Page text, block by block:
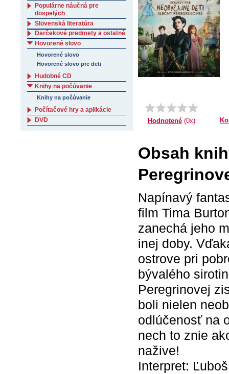
Hodnotené(0x)
Obsah
Napínavý
film Tima
zanechá jeho
inej doby.
ostrove pri
bývalého
Peregrinovej
boli nielen
odlúčenosť na
nech to znie
nažive!
Interpret:
Populárne náučná pre
dospelých
Slovenská literatúra
Darčekové predmety a ostatné
Hovorené slovo
Hovorené slovo
Hovorené slovo pre deti
Hudobné CD
Knihy na počúvanie
Knihy na počúvanie
Počítačové hry a aplikácie
DVD